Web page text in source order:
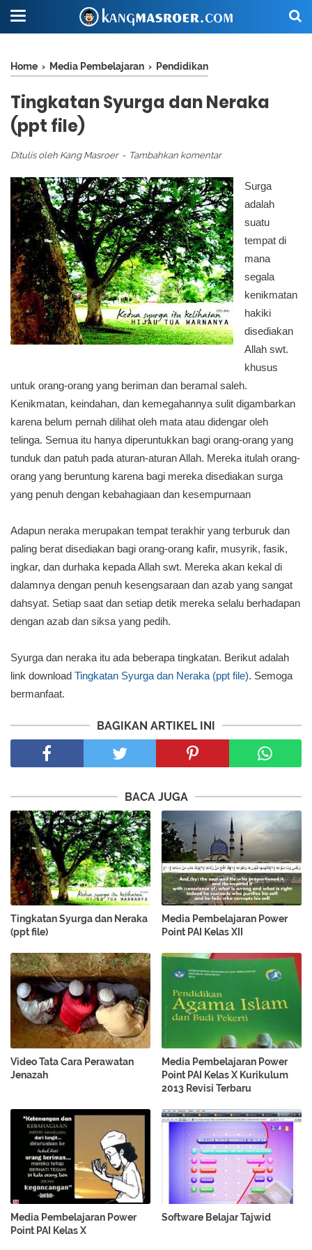
Home › Media Pembelajaran › Pendidikan
Tingkatan Syurga dan Neraka
(ppt file)
Ditulis oleh Kang Masroer Tambahkan komentar
Surga
adalah
suatu
tempat di
mana
segala
kenikmatan
hakiki
disediakan
Allah swt.
khusus
untuk orang-orang yang beriman dan beramal saleh.
Kenikmatan, keindahan, dan kemegahannya sulit digambarkan
karena belum pernah dilihat oleh mata atau didengar oleh
telinga. Semua itu hanya diperuntukkan bagi orang-orang yang
tunduk dan patuh pada aturan-aturan Allah. Mereka itulah orang-
orang yang beruntung karena bagi mereka disediakan surga
yang penuh dengan kebahagiaan dan kesempurnaan
Adapun neraka merupakan tempat terakhir yang terburuk dan
paling berat disediakan bagi orang-orang kafir, musyrik, fasik,
ingkar, dan durhaka kepada Allah swt. Mereka akan kekal di
dalamnya dengan penuh kesengsaraan dan azab yang sangat
dahsyat. Setiap saat dan setiap detik mereka selalu berhadapan
dengan azab dan siksa yang pedih.
Syurga dan neraka itu ada beberapa tingkatan. Berikut adalah
link download Tingkatan Syurga dan Neraka (ppt file). Semoga
bermanfaat.
BAGIKAN ARTIKEL INI
BACA JUGA
Tingkatan Syurga dan Neraka
(ppt file)
Media Pembelajaran Power
Point PAI Kelas XII
Video Tata Cara Perawatan
Jenazah
Media Pembelajaran Power
Point PAI Kelas X Kurikulum
2013 Revisi Terbaru
Media Pembelajaran Power
Point PAI Kelas X
Software Belajar Tajwid